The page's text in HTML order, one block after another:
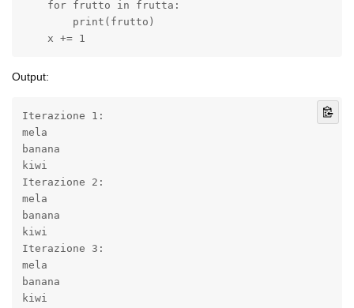
    for frutto in frutta:
        print(frutto)
    x += 1
Output:
Iterazione 1:
mela
banana
kiwi
Iterazione 2:
mela
banana
kiwi
Iterazione 3:
mela
banana
kiwi